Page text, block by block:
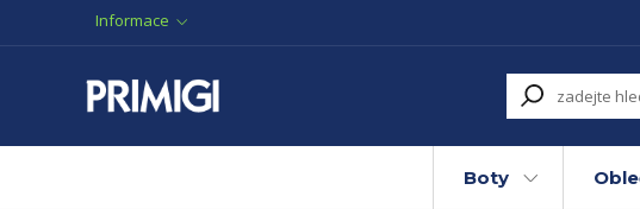
Informace
Boty